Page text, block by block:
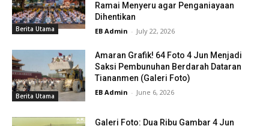
Berita Utama
Ramai Menyeru agar Penganiayaan
Dihentikan
EB Admin - July 22, 2026
Berita Utama
Amaran Grafik! 64 Foto 4 Jun Menjadi
Saksi Pembunuhan Berdarah Dataran
Tiananmen (Galeri Foto)
EB Admin - June 6, 2026
Galeri Foto: Dua Ribu Gambar 4 Jun